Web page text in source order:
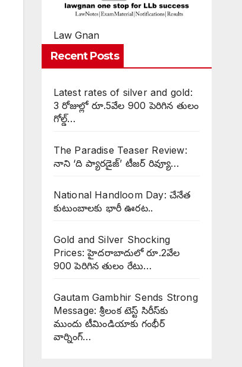
Law Gnan
Recent Posts
Latest rates of silver and gold:
3 రోజుల్లో రూ.5వేల 900 పెరిగిన తులం
గోల్డ్…
The Paradise Teaser Review:
నాని ‘ది ప్యారడైజ్’ టీజర్ రివ్యూ…
National Handloom Day: చేనేత
కుటుంబాలకు భారీ ఊరట..
Gold and Silver Shocking
Prices: హైదరాబాదులో రూ.2వేల
900 పెరిగిన తులం రేటు…
Gautam Gambhir Sends Strong
Message: శ్రీలంక టెస్ట్ సిరీస్‌కు
ముందు టీమిండియాకు గంభీర్
వార్నింగ్…